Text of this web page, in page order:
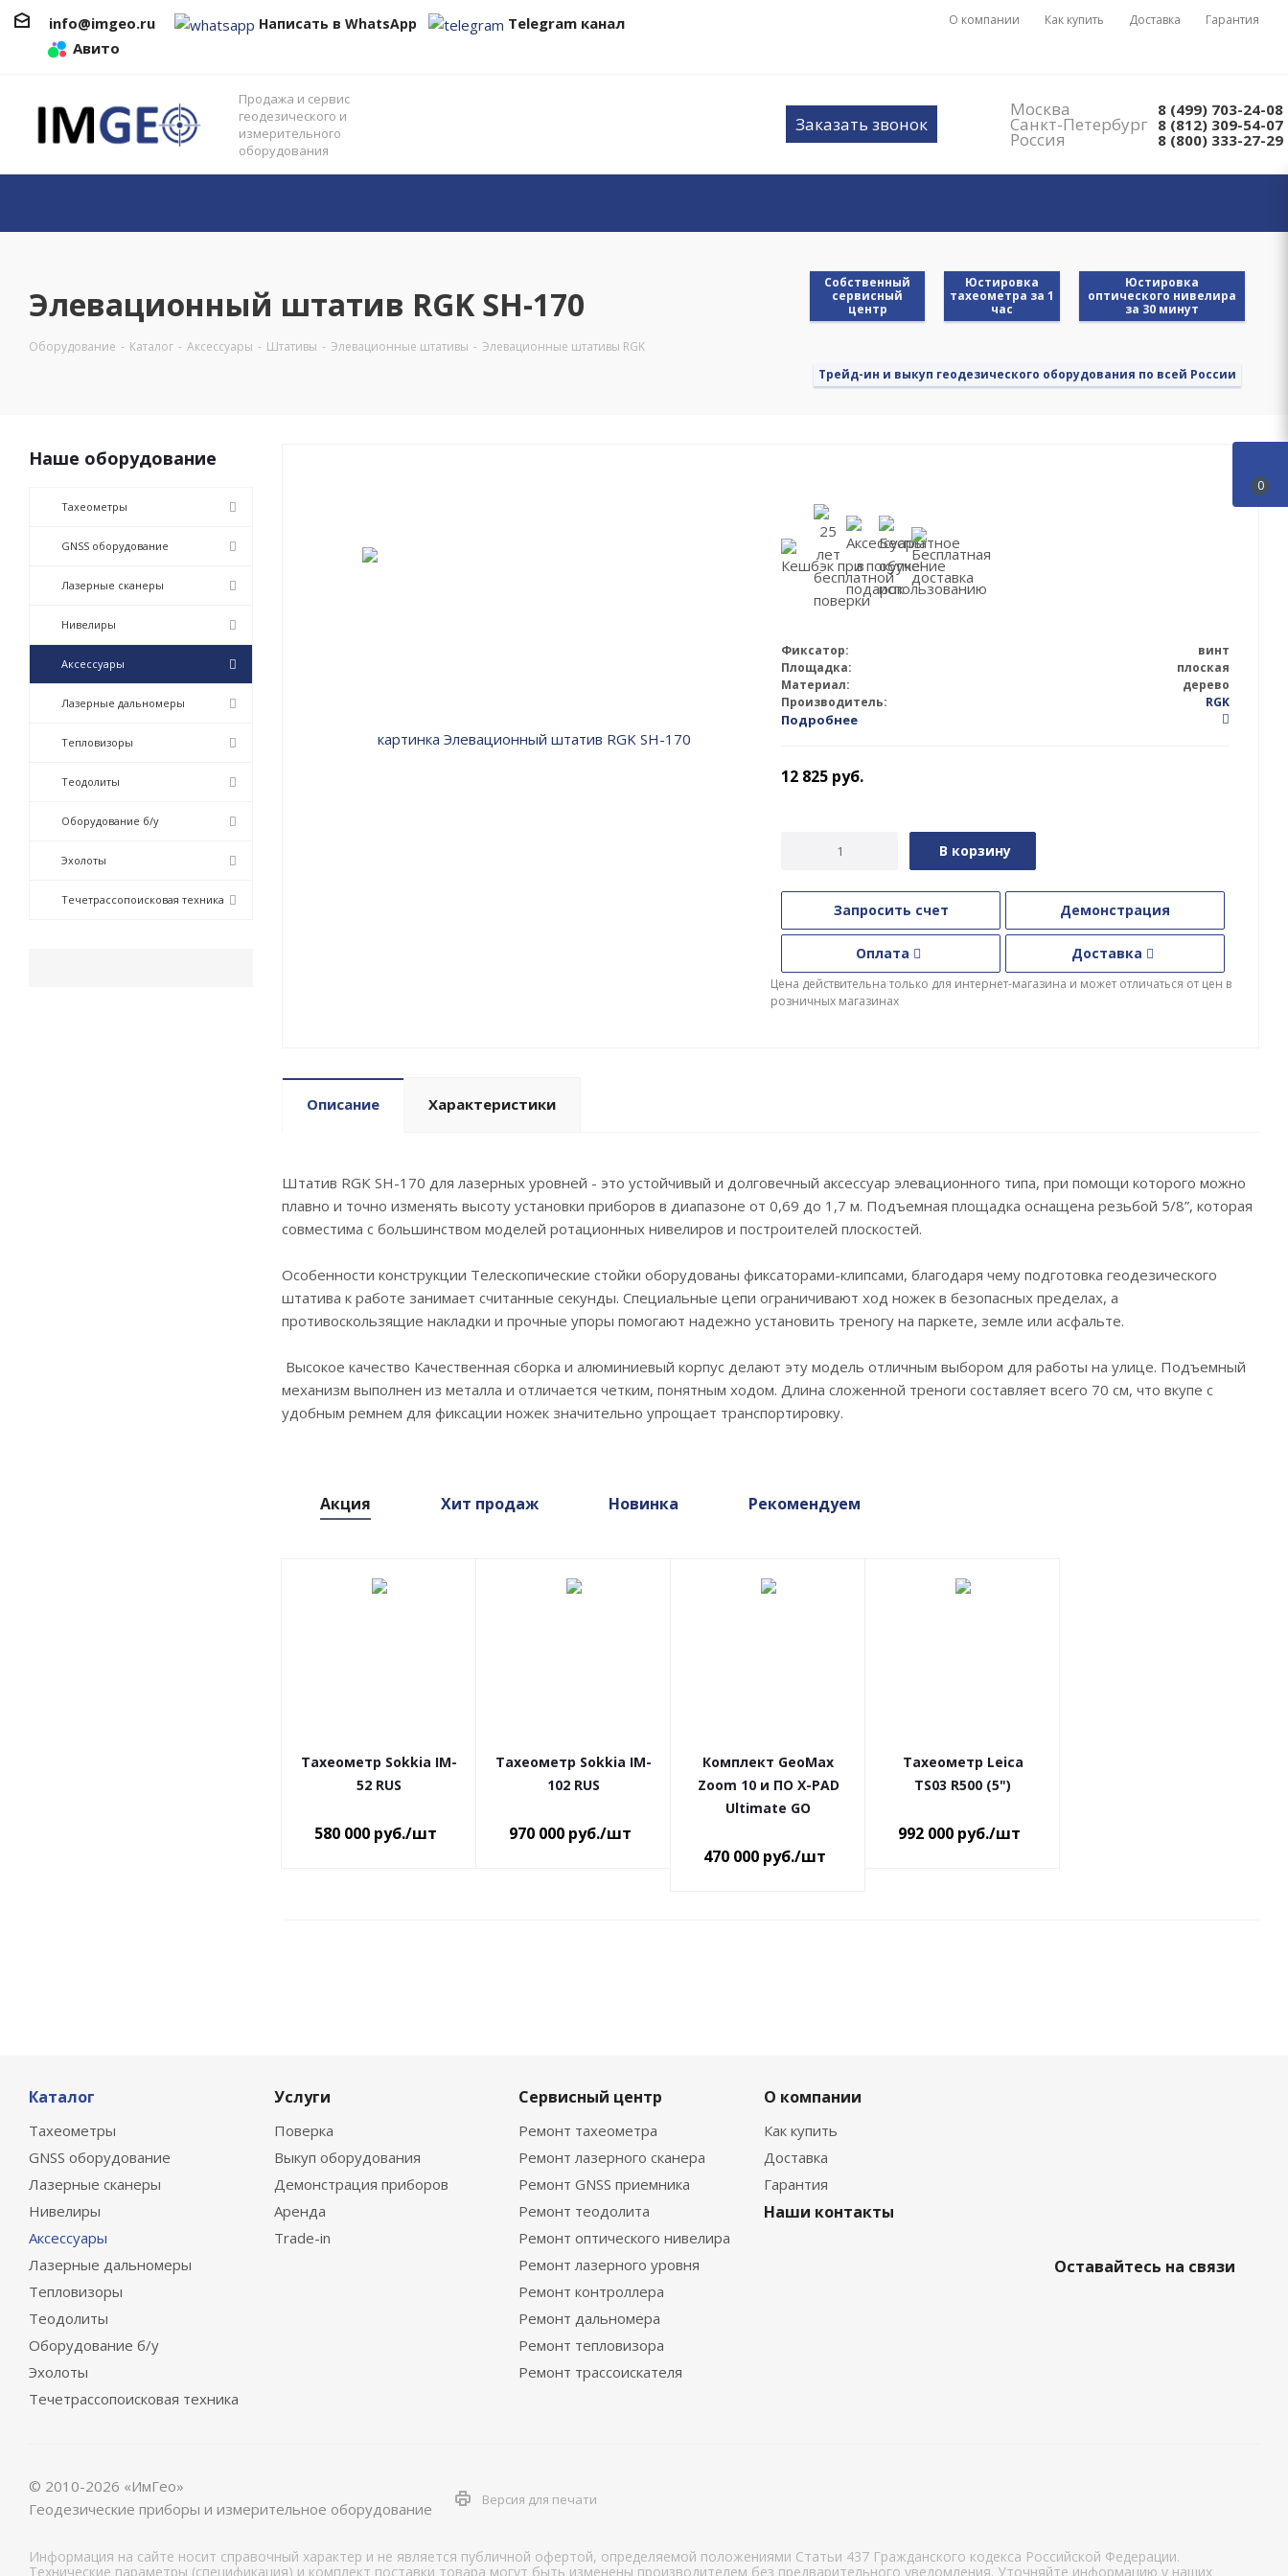
info@imgeo.ru Написать в WhatsApp
Telegram канал
Авито
О компании Как купить Доставка Гарантия
Продажа и сервис
геодезического и
измерительного
оборудования
Заказать звонок
Москва 8 (499) 703-24-08
Санкт-Петербург 8 (812) 309-54-07
Россия 8 (800) 333-27-29
Элевационный штатив RGK SH-170
Оборудование - Каталог - Аксессуары - Штативы - Элевационные штативы - Элевационные штативы RGK
Трейд-ин и выкуп геодезического оборудования по всей России
Cобственный
сервисный
центр
Юстировка
тахеометра за 1
час
Юстировка
оптического нивелира
за 30 минут
Фиксатор:
винт
Площадка:
плоская
Материал:
дерево
Производитель:
RGK
Подробнее
12 825 руб.
В корзину
Запросить счет Демонстрация
Оплата Доставка
Цена действительна только для интернет-магазина и может отличаться от цен в
розничных магазинах
Описание Характеристики
Штатив RGK SH-170 для лазерных уровней - это устойчивый и долговечный аксессуар элевационного типа, при помощи которого можно
плавно и точно изменять высоту установки приборов в диапазоне от 0,69 до 1,7 м. Подъемная площадка оснащена резьбой 5/8”, которая
совместима с большинством моделей ротационных нивелиров и построителей плоскостей.
Особенности конструкции Телескопические стойки оборудованы фиксаторами-клипсами, благодаря чему подготовка геодезического
штатива к работе занимает считанные секунды. Специальные цепи ограничивают ход ножек в безопасных пределах, а
противоскользящие накладки и прочные упоры помогают надежно установить треногу на паркете, земле или асфальте.
Высокое качество Качественная сборка и алюминиевый корпус делают эту модель отличным выбором для работы на улице. Подъемный
механизм выполнен из металла и отличается четким, понятным ходом. Длина сложенной треноги составляет всего 70 см, что вкупе с
удобным ремнем для фиксации ножек значительно упрощает транспортировку.
Акция Хит продаж Новинка Рекомендуем
Тахеометр Sokkia IM-
52 RUS
580 000 руб./шт
Тахеометр Sokkia IM-
102 RUS
970 000 руб./шт
Комплект GeoMax
Zoom 10 и ПО X-PAD
Ultimate GO
470 000 руб./шт
Тахеометр Leica
TS03 R500 (5")
992 000 руб./шт
Наше оборудование
Тахеометры
GNSS оборудование
Лазерные сканеры
Нивелиры
Аксессуары
Лазерные дальномеры
Тепловизоры
Теодолиты
Оборудование б/у
Эхолоты
Течетрассопоисковая техника
Каталог
Тахеометры
GNSS оборудование
Лазерные сканеры
Нивелиры
Аксессуары
Лазерные дальномеры
Тепловизоры
Теодолиты
Оборудование б/у
Эхолоты
Течетрассопоисковая техника
Услуги
Поверка
Выкуп оборудования
Демонстрация приборов
Аренда
Trade-in
Сервисный центр
Ремонт тахеометра
Ремонт лазерного сканера
Ремонт GNSS приемника
Ремонт теодолита
Ремонт оптического нивелира
Ремонт лазерного уровня
Ремонт контроллера
Ремонт дальномера
Ремонт тепловизора
Ремонт трассоискателя
О компании
Как купить
Доставка
Гарантия
Наши контакты
Оставайтесь на связи
© 2010-2026 «ИмГео»
Геодезические приборы и измерительное оборудование
Версия для печати
Информация на сайте носит справочный характер и не является публичной офертой, определяемой положениями Статьи 437 Гражданского кодекса Российской Федерации.
Технические параметры (спецификация) и комплект поставки товара могут быть изменены производителем без предварительного уведомления. Уточняйте информацию у наших
0